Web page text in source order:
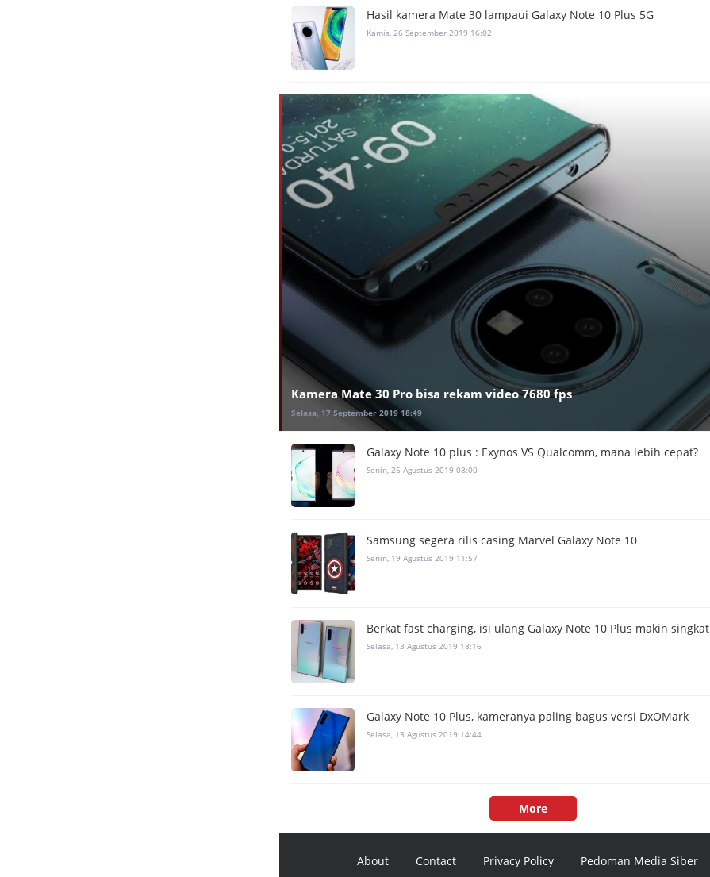
Hasil kamera Mate 30 lampaui Galaxy Note 10 Plus 5G
Kamis, 26 September 2019 16:02
Kamera Mate 30 Pro bisa rekam video 7680 fps
Selasa, 17 September 2019 18:49
Galaxy Note 10 plus : Exynos VS Qualcomm, mana lebih cepat?
Senin, 26 Agustus 2019 08:00
Samsung segera rilis casing Marvel Galaxy Note 10
Senin, 19 Agustus 2019 11:57
Berkat fast charging, isi ulang Galaxy Note 10 Plus makin singkat
Selasa, 13 Agustus 2019 18:16
Galaxy Note 10 Plus, kameranya paling bagus versi DxOMark
Selasa, 13 Agustus 2019 14:44
More
About Contact Privacy Policy Pedoman Media Siber